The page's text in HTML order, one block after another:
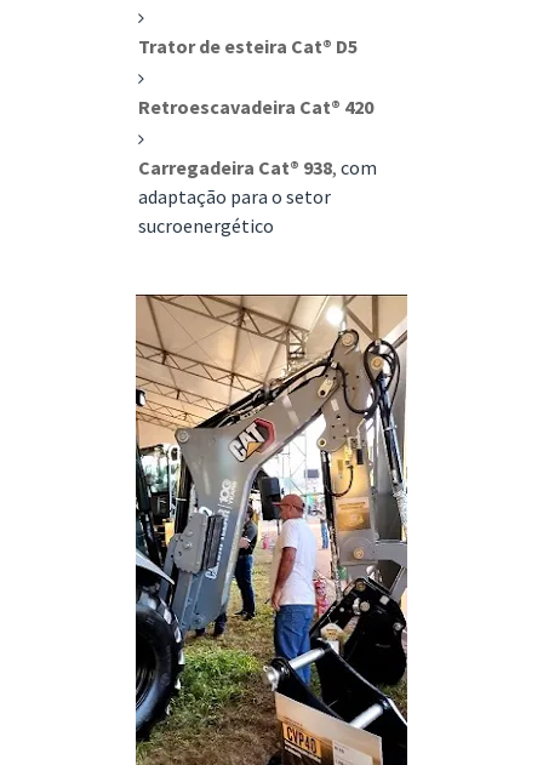
Trator de esteira Cat® D5
Retroescavadeira Cat® 420
Carregadeira Cat® 938, com
adaptação para o setor
sucroenergético